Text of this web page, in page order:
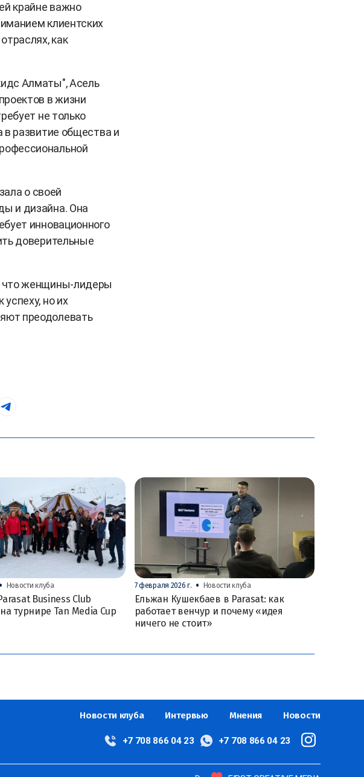
крайне важно
клиентских
как
Алматы", Асель
в жизни
не только
в развитие общества и
о своей
и дизайна. Она
инновационного
доверительные
что женщины-лидеры
но их
преодолевать
• Новости клуба
Business Club
турнире Tan Media Cup
7 февраля 2026 г. • Новости клуба
Ельжан Кушекбаев в Parasat: как
работает венчур и почему «идея
ничего не стоит»
Новости клуба Интервью Мнения Новости
+7 708 866 04 23 +7 708 866 04 23